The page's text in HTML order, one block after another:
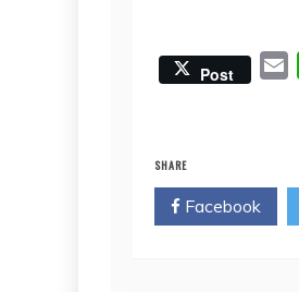
Post
SHARE
Facebook